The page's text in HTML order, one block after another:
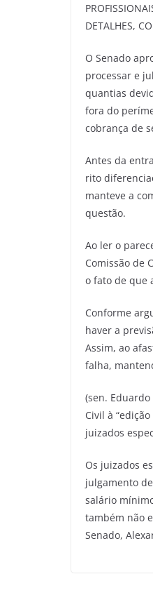
DETALHES,
O Senado
processar e
quantias
fora do
cobrança de
Antes da
rito
manteve a
questão.
Ao ler o
Comissão de
o fato de que
Conforme
haver a
Assim, ao
falha,
(sen.
Civil à
juizados
Os juizados
julgamento
salário
também não
Senado,